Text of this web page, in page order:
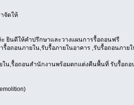
จัดให้
ยินดีให้คำปรึกษาและวางแผนการรื้อถอนฟรี
อถอนภายใน,รับรื้อภายในอาคาร ,รับรื้อถอนภาย
ใน,รื้อถอนสำนักงานพร้อมตกแต่งคืนพื้นที่ รับรื้อถอ